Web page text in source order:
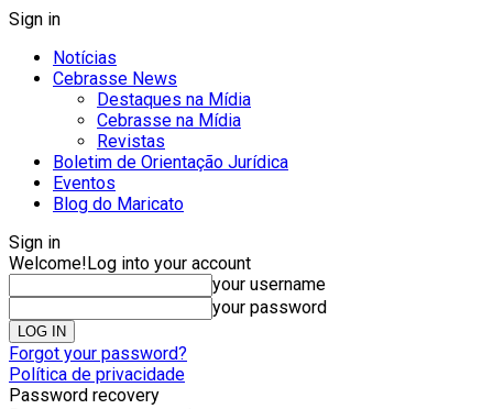
Sign in
Notícias
Cebrasse News
Destaques na Mídia
Cebrasse na Mídia
Revistas
Boletim de Orientação Jurídica
Eventos
Blog do Maricato
Sign in
Welcome!Log into your account
your username
your password
Forgot your password?
Política de privacidade
Password recovery